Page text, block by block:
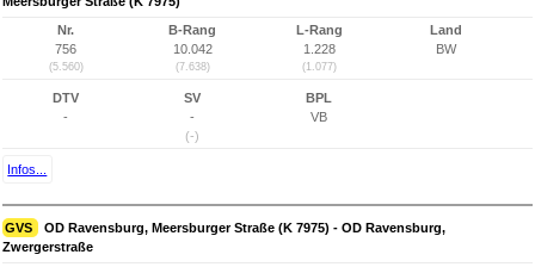
Nr.
756
(5.560)
B-Rang
10.042
(7.638)
L-Rang
1.228
(1.077)
Land
BW
DTV
-
SV
-
(-)
BPL
VB
Infos...
GVS
OD Ravensburg, Meersburger Straße (K 7975) - OD Ravensburg,
Zwergerstraße